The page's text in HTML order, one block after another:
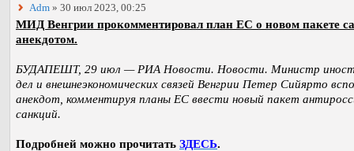
Adm » 30 июл 2023, 00:25
МИД Венгрии прокомментировал план ЕС о новом пакете
анекдотом.
БУДАПЕШТ, 29 июл — РИА Новости. Новости. Министр
дел и внешнеэкономических связей Венгрии Петер Сийярто
анекдот, комментируя планы ЕС ввести новый пакет
санкций.
Подробней можно прочитать ЗДЕСЬ.